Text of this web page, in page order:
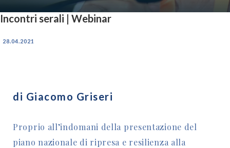
Incontri serali | Webinar
28.04.2021
di Giacomo Griseri
Proprio all’indomani della presentazione del
piano nazionale di ripresa e resilienza alla